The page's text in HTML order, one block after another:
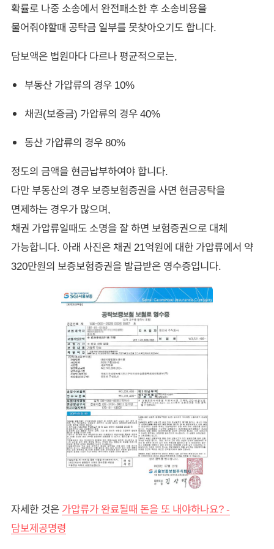
확률로 나중 소송에서 완전패소한 후 소송비용을
물어줘야할때 공탁금 일부를 못찾아오기도 합니다.
담보액은 법원마다 다르나 평균적으로는,
부동산 가압류의 경우 10%
채권(보증금) 가압류의 경우 40%
동산 가압류의 경우 80%
정도의 금액을 현금납부하여야 합니다.
다만 부동산의 경우 보증보험증권을 사면 현금공탁을
면제하는 경우가 많으며,
채권 가압류일때도 소명을 잘 하면 보험증권으로 대체
가능합니다. 아래 사진은 채권 21억원에 대한 가압류에서 약
320만원의 보증보험증권을 발급받은 영수증입니다.
자세한 것은 가압류가 완료될때 돈을 또 내야하나요? -
담보제공명령